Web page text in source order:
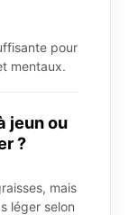
pour
mentaux.
jeun ou
?
mais
léger selon